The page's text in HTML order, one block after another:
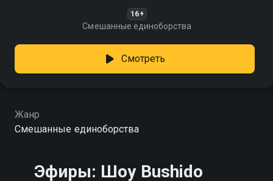
16+
Смешанные единоборства
Смотреть
Жанр
Смешанные единоборства
Эфиры: Шоу Bushido